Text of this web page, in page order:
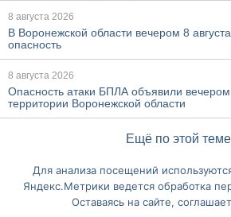
8 августа 2026
В Воронежской области вечером 8
опасность
8 августа 2026
Опасность атаки БПЛА объявили вечером
территории Воронежской области
Ещё по этой теме
Перейти на полную версию
Для анализа посещений
Яндекс.Метрики ведется обработка
Оставаясь на сайте,